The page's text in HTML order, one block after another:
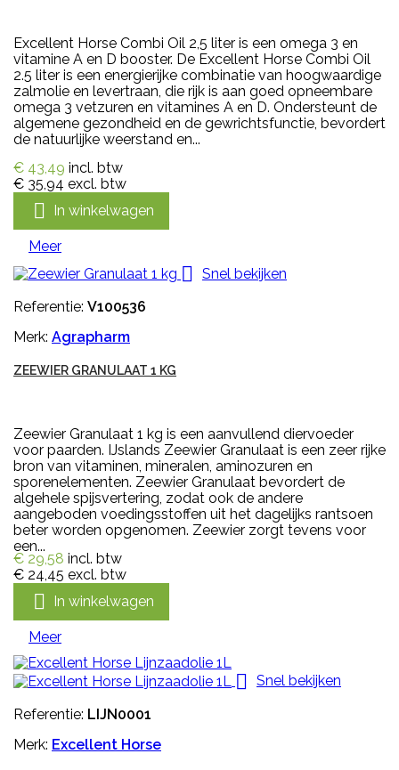
Excellent Horse Combi Oil 2,5 liter is een omega 3 en
vitamine A en D booster. De Excellent Horse Combi Oil
2.5 liter is een energierijke combinatie van hoogwaardige
zalmolie en levertraan, die rijk is aan goed opneembare
omega 3 vetzuren en vitamines A en D. Ondersteunt de
algemene gezondheid en de gewrichtsfunctie, bevordert
de natuurlijke weerstand en...
€ 43,49 incl. btw
€ 35,94 excl. btw
 In winkelwagen
Meer

Snel bekijken
Referentie: V100536
Merk: Agrapharm
ZEEWIER GRANULAAT 1 KG
Zeewier Granulaat 1 kg is een aanvullend diervoeder
voor paarden. IJslands Zeewier Granulaat is een zeer rijke
bron van vitaminen, mineralen, aminozuren en
sporenelementen. Zeewier Granulaat bevordert de
algehele spijsvertering, zodat ook de andere
aangeboden voedingsstoffen uit het dagelijks rantsoen
beter worden opgenomen. Zeewier zorgt tevens voor
een...
€ 29,58 incl. btw
€ 24,45 excl. btw
 In winkelwagen
Meer

Snel bekijken
Referentie: LIJN0001
Merk: Excellent Horse